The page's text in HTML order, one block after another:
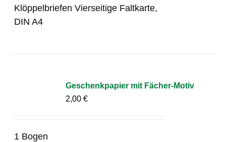
Klöppelbriefen Vierseitige Faltkarte,
DIN A4
Geschenkpapier mit Fächer-Motiv
2,00€
1 Bogen